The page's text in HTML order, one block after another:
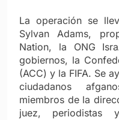
La operación se
Sylvan Adams,
Nation, la ONG
gobiernos, la
(ACC) y la FIFA. Se
ciudadanos
miembros de la
juez, periodistas